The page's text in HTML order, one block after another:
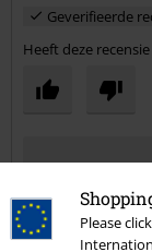
Please
Geverifieerde
Heeft deze